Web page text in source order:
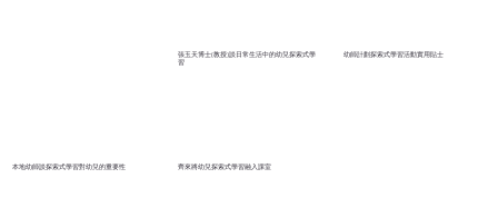
張玉天博士(教授)談日常生活中的幼兒探索式學
習
幼師計劃探索式學習活動實用貼士
本地幼師談探索式學習對幼兒的重要性 齊來將幼兒探索式學習融入課室